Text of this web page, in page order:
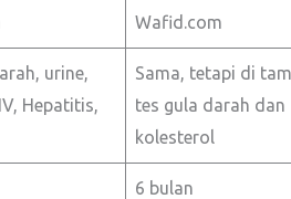
Wafid.com
urine,
Hepatitis,
Sama, tetapi di
tes gula darah dan
kolesterol
6 bulan